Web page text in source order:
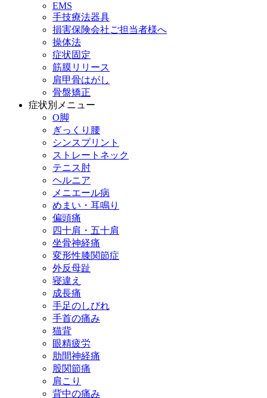
EMS
手技療法器具
損害保険会社ご担当者様へ
操体法
症状固定
筋膜リリース
肩甲骨はがし
骨盤矯正
症状別メニュー
O脚
ぎっくり腰
シンスプリント
ストレートネック
テニス肘
ヘルニア
メニエール病
めまい・耳鳴り
偏頭痛
四十肩・五十肩
坐骨神経痛
変形性膝関節症
外反母趾
寝違え
成長痛
手足のしびれ
手首の痛み
猫背
眼精疲労
肋間神経痛
股関節痛
肩こり
背中の痛み